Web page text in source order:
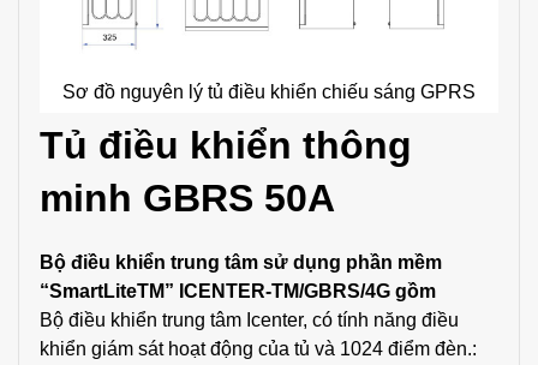
Sơ đồ nguyên lý tủ điều khiển chiếu sáng GPRS
Tủ điều khiển thông
minh GBRS 50A
Bộ điều khiển trung tâm sử dụng phần mềm
“SmartLiteTM” ICENTER-TM/GBRS/4G gồm
Bộ điều khiển trung tâm Icenter, có tính năng điều
khiển giám sát hoạt động của tủ và 1024 điểm đèn.: